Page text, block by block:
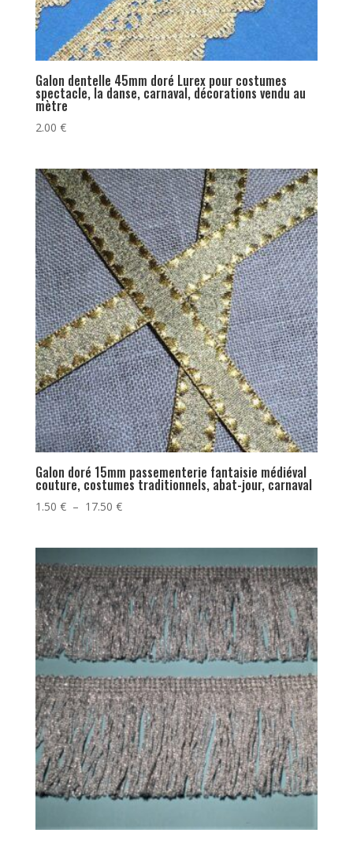
Galon dentelle 45mm doré Lurex pour costumes
spectacle, la danse, carnaval, décorations vendu au
mètre
2.00 €
Galon doré 15mm passementerie fantaisie médiéval
couture, costumes traditionnels, abat-jour, carnaval
1.50 € – 17.50 €Plage
à
17.50 €